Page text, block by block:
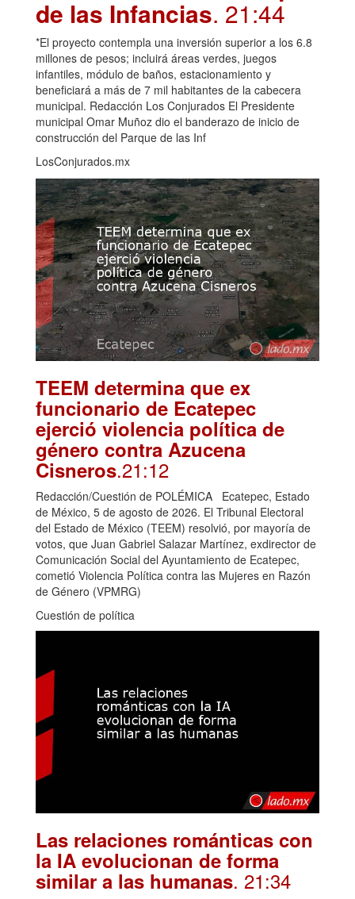
de las Infancias. 21:44
*El proyecto contempla una inversión superior a los 6.8
millones de pesos; incluirá áreas verdes, juegos
infantiles, módulo de baños, estacionamiento y
beneficiará a más de 7 mil habitantes de la cabecera
municipal. Redacción Los Conjurados El Presidente
municipal Omar Muñoz dio el banderazo de inicio de
construcción del Parque de las Inf
LosConjurados.mx
TEEM determina que ex
funcionario de Ecatepec
ejerció violencia política de
género contra Azucena
Cisneros.21:12
Redacción/Cuestión de POLÉMICA Ecatepec, Estado
de México, 5 de agosto de 2026. El Tribunal Electoral
del Estado de México (TEEM) resolvió, por mayoría de
votos, que Juan Gabriel Salazar Martínez, exdirector de
Comunicación Social del Ayuntamiento de Ecatepec,
cometió Violencia Política contra las Mujeres en Razón
de Género (VPMRG)
Cuestión de política
Las relaciones románticas con
la IA evolucionan de forma
similar a las humanas. 21:34